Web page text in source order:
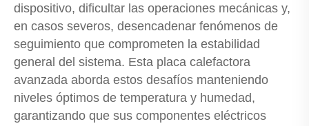
dispositivo, dificultar las operaciones mecánicas y,
en casos severos, desencadenar fenómenos de
seguimiento que comprometen la estabilidad
general del sistema. Esta placa calefactora
avanzada aborda estos desafíos manteniendo
niveles óptimos de temperatura y humedad,
garantizando que sus componentes eléctricos